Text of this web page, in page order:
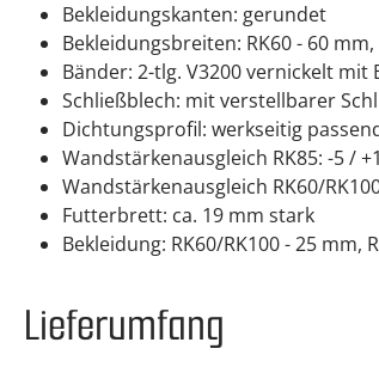
Bekleidungskanten: gerundet
Bekleidungsbreiten: RK60 - 60
Bänder: 2-tlg. V3200 vernickelt mit
Schließblech: mit verstellbarer
Dichtungsprofil: werkseitig
Wandstärkenausgleich RK85: -5 /
Wandstärkenausgleich RK60/
Futterbrett: ca. 19 mm stark
Bekleidung: RK60/RK100 - 25
Lieferumfang